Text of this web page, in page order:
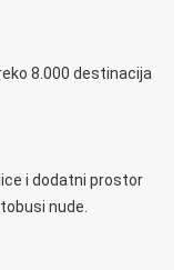
8.000 destinacija
i dodatni prostor
nude.